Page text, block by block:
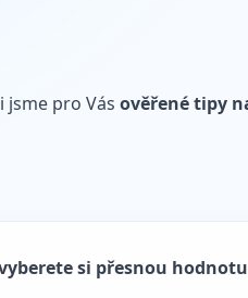
jsme pro Vás ověřené tipy
si přesnou